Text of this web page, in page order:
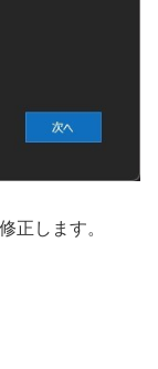
正します。